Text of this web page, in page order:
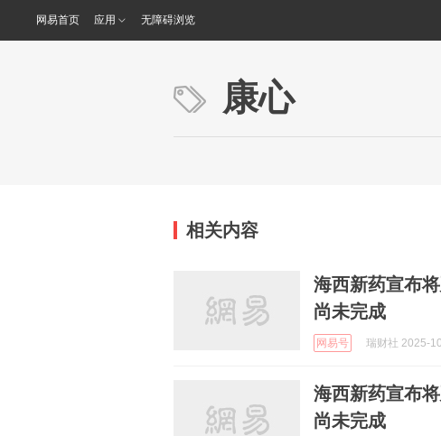
网易首页 应用 无障碍浏览
康心
相关内容
海西新药宣布
尚未完成
网易号 瑞财社 2025-
海西新药宣布
尚未完成